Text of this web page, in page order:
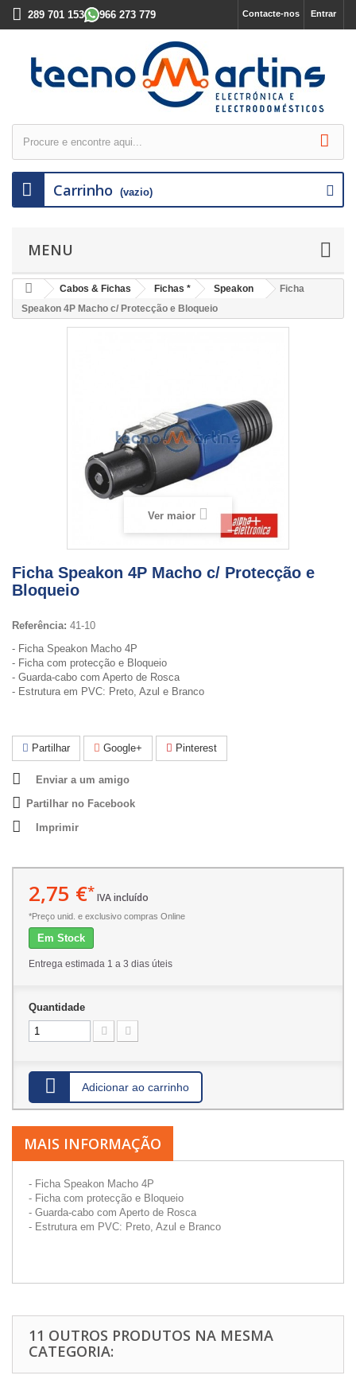
Entrar
Contacte-nos
289 701 153 966 273 779
Carrinho (vazio)
MENU
Cabos & Fichas Fichas * Speakon
Ficha
Speakon 4P Macho c/ Protecção e Bloqueio
Ver maior
Ficha Speakon 4P Macho c/ Protecção e
Bloqueio
Referência: 41-10
- Ficha Speakon Macho 4P
- Ficha com protecção e Bloqueio
- Guarda-cabo com Aperto de Rosca
- Estrutura em PVC: Preto, Azul e Branco
Partilhar Google+ Pinterest
Enviar a um amigo
Partilhar no Facebook
Imprimir
2,75 €*IVA incluído
*Preço unid. e exclusivo compras Online
Em Stock
Entrega estimada 1 a 3 dias úteis
Quantidade
Adicionar ao carrinho
MAIS INFORMAÇÃO
- Ficha Speakon Macho 4P
- Ficha com protecção e Bloqueio
- Guarda-cabo com Aperto de Rosca
- Estrutura em PVC: Preto, Azul e Branco
11 OUTROS PRODUTOS NA MESMA
CATEGORIA: